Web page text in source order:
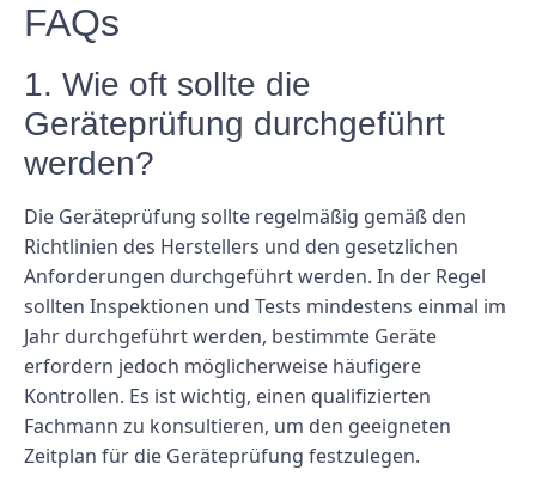
FAQs
1. Wie oft sollte die
Geräteprüfung durchgeführt
werden?
Die Geräteprüfung sollte regelmäßig gemäß den
Richtlinien des Herstellers und den gesetzlichen
Anforderungen durchgeführt werden. In der Regel
sollten Inspektionen und Tests mindestens einmal im
Jahr durchgeführt werden, bestimmte Geräte
erfordern jedoch möglicherweise häufigere
Kontrollen. Es ist wichtig, einen qualifizierten
Fachmann zu konsultieren, um den geeigneten
Zeitplan für die Geräteprüfung festzulegen.